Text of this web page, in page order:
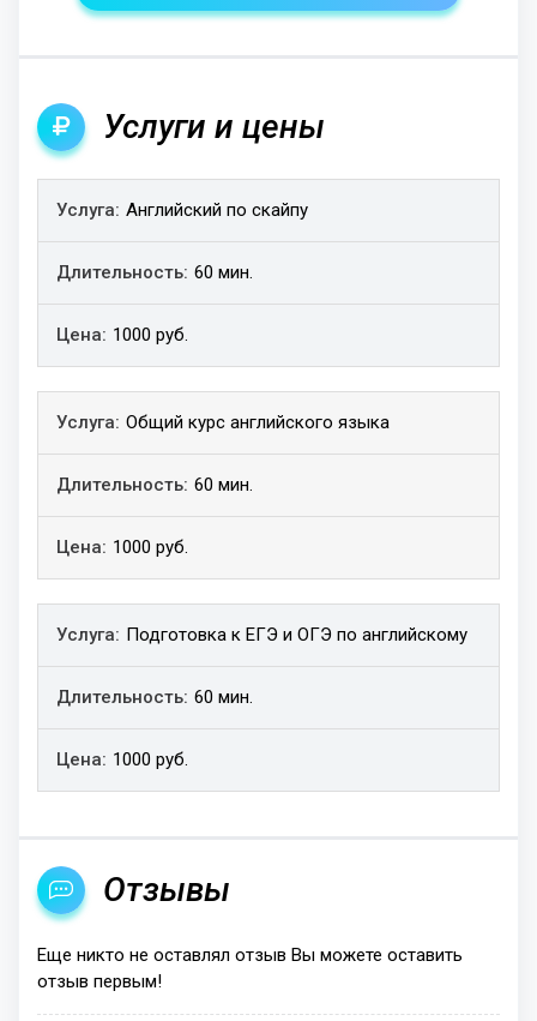
Услуги и цены
Услуга Длительность
Английский по скайпу
60 мин.
1000 руб.
Общий курс английского языка
60 мин.
1000 руб.
Подготовка к ЕГЭ и ОГЭ по английскому
60 мин.
1000 руб.
Отзывы
Еще никто не оставлял отзыв Вы можете оставить
отзыв первым!